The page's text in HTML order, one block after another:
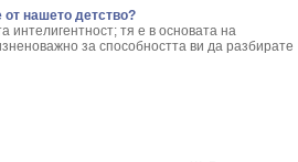
нашето детство?
тя е в основата на
за способността ви да разбирате